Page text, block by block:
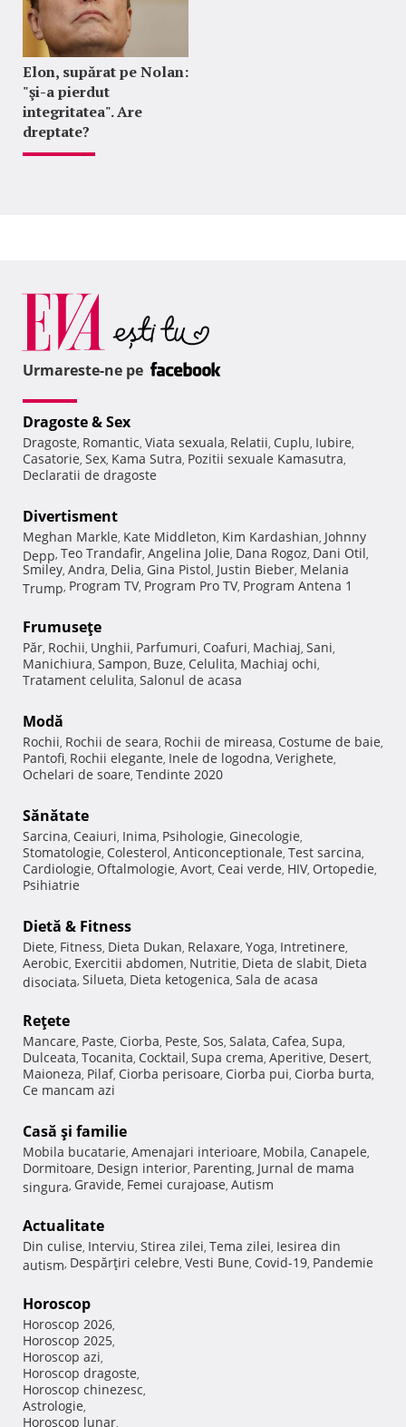
Elon, supărat pe Nolan:
"şi-a pierdut
integritatea". Are
dreptate?
Urmareste-ne pe
Dragoste & Sex
Dragoste, Romantic, Viata sexuala, Relatii, Cuplu, Iubire,
Casatorie, Sex, Kama Sutra, Pozitii sexuale Kamasutra,
Declaratii de dragoste
Divertisment
Meghan Markle, Kate Middleton, Kim Kardashian, Johnny
Depp, Teo Trandafir, Angelina Jolie, Dana Rogoz, Dani Otil,
Smiley, Andra, Delia, Gina Pistol, Justin Bieber, Melania
Trump, Program TV, Program Pro TV, Program Antena 1
Frumuseţe
Păr, Rochii, Unghii, Parfumuri, Coafuri, Machiaj, Sani,
Manichiura, Sampon, Buze, Celulita, Machiaj ochi,
Tratament celulita, Salonul de acasa
Modă
Rochii, Rochii de seara, Rochii de mireasa, Costume de baie,
Pantofi, Rochii elegante, Inele de logodna, Verighete,
Ochelari de soare, Tendinte 2020
Sănătate
Sarcina, Ceaiuri, Inima, Psihologie, Ginecologie,
Stomatologie, Colesterol, Anticonceptionale, Test sarcina,
Cardiologie, Oftalmologie, Avort, Ceai verde, HIV, Ortopedie,
Psihiatrie
Dietă & Fitness
Diete, Fitness, Dieta Dukan, Relaxare, Yoga, Intretinere,
Aerobic, Exercitii abdomen, Nutritie, Dieta de slabit, Dieta
disociata, Silueta, Dieta ketogenica, Sala de acasa
Reţete
Mancare, Paste, Ciorba, Peste, Sos, Salata, Cafea, Supa,
Dulceata, Tocanita, Cocktail, Supa crema, Aperitive, Desert,
Maioneza, Pilaf, Ciorba perisoare, Ciorba pui, Ciorba burta,
Ce mancam azi
Casă şi familie
Mobila bucatarie, Amenajari interioare, Mobila, Canapele,
Dormitoare, Design interior, Parenting, Jurnal de mama
singura, Gravide, Femei curajoase, Autism
Actualitate
Din culise, Interviu, Stirea zilei, Tema zilei, Iesirea din
autism, Despărţiri celebre, Vesti Bune, Covid-19, Pandemie
Horoscop
Horoscop 2026,
Horoscop 2025,
Horoscop azi,
Horoscop dragoste,
Horoscop chinezesc,
Astrologie,
Horoscop lunar,